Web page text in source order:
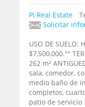
Pi Real Estate
Solicitar
USO DE SUELO:
$7,500,000.°°
262 m²
sala, comedor,
medio baño de
completos,
patio de servicio